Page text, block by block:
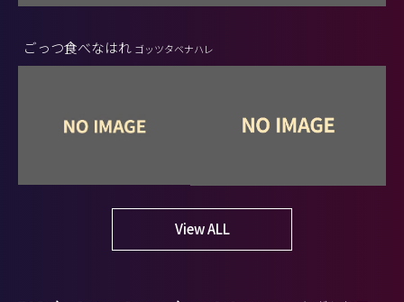
ごっつ食べなはれ ゴッツタベナハレ
View ALL